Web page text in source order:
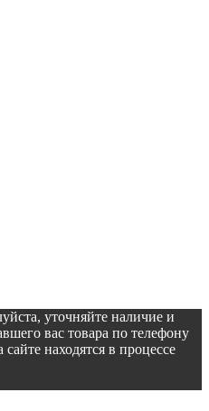
уточняйте наличие и
вас товара по телефону
находятся в процессе